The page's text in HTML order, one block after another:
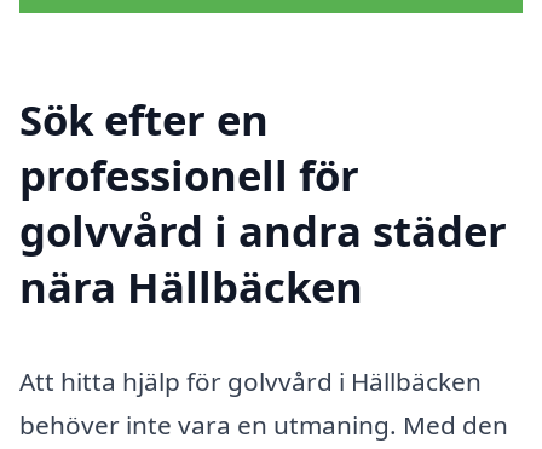
Sök efter en
professionell för
golvvård i andra städer
nära Hällbäcken
Att hitta hjälp för golvvård i Hällbäcken
behöver inte vara en utmaning. Med den